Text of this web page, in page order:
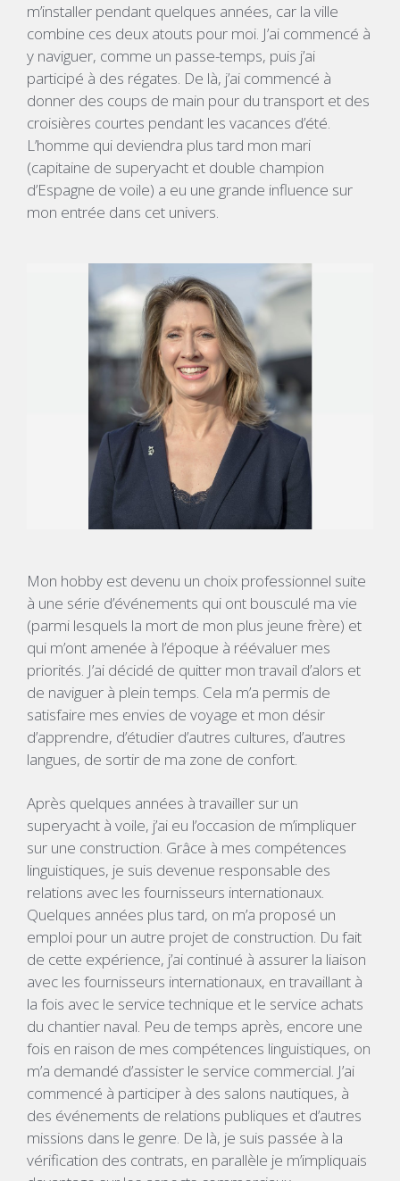
m’installer pendant quelques années, car la ville
combine ces deux atouts pour moi. J’ai commencé à
y naviguer, comme un passe-temps, puis j’ai
participé à des régates. De là, j’ai commencé à
donner des coups de main pour du transport et des
croisières courtes pendant les vacances d’été.
L’homme qui deviendra plus tard mon mari
(capitaine de superyacht et double champion
d’Espagne de voile) a eu une grande influence sur
mon entrée dans cet univers.
Mon hobby est devenu un choix professionnel suite
à une série d’événements qui ont bousculé ma vie
(parmi lesquels la mort de mon plus jeune frère) et
qui m’ont amenée à l’époque à réévaluer mes
priorités. J’ai décidé de quitter mon travail d’alors et
de naviguer à plein temps. Cela m’a permis de
satisfaire mes envies de voyage et mon désir
d’apprendre, d’étudier d’autres cultures, d’autres
langues, de sortir de ma zone de confort.
Après quelques années à travailler sur un
superyacht à voile, j’ai eu l’occasion de m’impliquer
sur une construction. Grâce à mes compétences
linguistiques, je suis devenue responsable des
relations avec les fournisseurs internationaux.
Quelques années plus tard, on m’a proposé un
emploi pour un autre projet de construction. Du fait
de cette expérience, j’ai continué à assurer la liaison
avec les fournisseurs internationaux, en travaillant à
la fois avec le service technique et le service achats
du chantier naval. Peu de temps après, encore une
fois en raison de mes compétences linguistiques, on
m’a demandé d’assister le service commercial. J’ai
commencé à participer à des salons nautiques, à
des événements de relations publiques et d’autres
missions dans le genre. De là, je suis passée à la
vérification des contrats, en parallèle je m’impliquais